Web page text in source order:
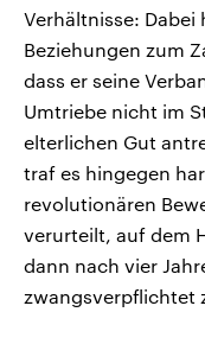
Verhältnisse: Dabei
Beziehungen zum
dass er seine
Umtriebe nicht im
elterlichen Gut
traf es hingegen
revolutionären
verurteilt, auf dem
dann nach vier
zwangsverpflichtet